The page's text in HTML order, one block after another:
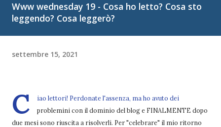
Www wednesday 19 - Cosa ho letto? Cosa sto
leggendo? Cosa leggerò?
settembre 15, 2021
C
iao lettori! Perdonate l'assenza, ma ho avuto dei
problemini con il dominio del blog e FINALMENTE dopo
due mesi sono riuscita a risolverli. Per "celebrare" il mio ritorno